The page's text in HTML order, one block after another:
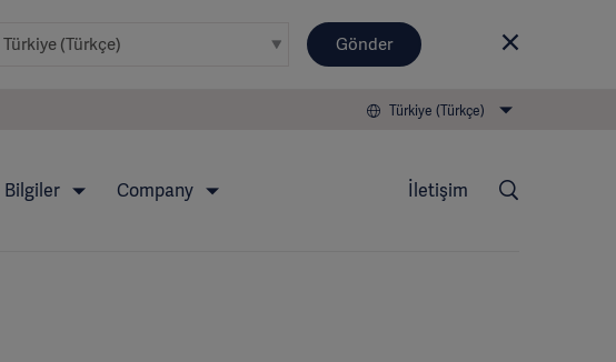
Gönder
Türkiye (Türkçe)
Bilgiler Company İletişim